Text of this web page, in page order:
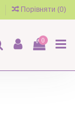
Порівняти (0)
0